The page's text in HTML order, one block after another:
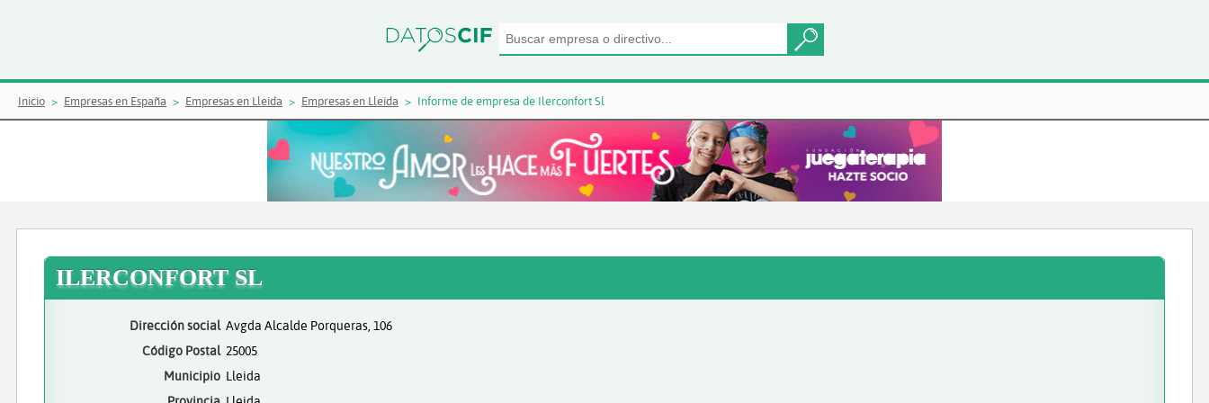
Inicio Empresas en España Empresas en Lleida Empresas en Lleida Informe de empresa de Ilerconfort Sl
ILERCONFORT SL
Dirección social Avgda Alcalde Porqueras, 106
Código Postal 25005
Municipio Lleida